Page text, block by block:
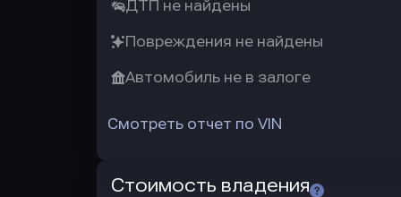
ДТП не найдены
Повреждения не найдены
Автомобиль не в залоге
Смотреть отчет по VIN
Стоимость владения